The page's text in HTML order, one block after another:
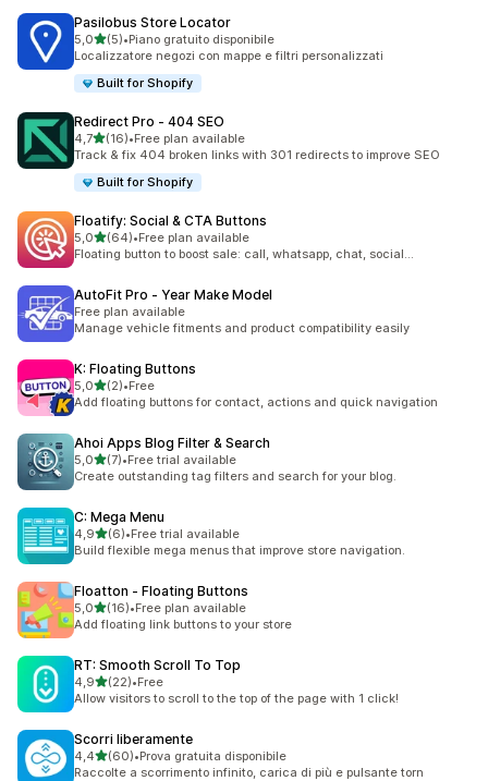
Pasilobus Store Locator
5,0stelle su 5
(5)
5 recensioni totali
•Piano gratuito disponibile
Localizzatore negozi con mappe e filtri personalizzati
Built for Shopify
Redirect Pro ‑ 404 SEO
4,7stelle su 5
(16)
16 recensioni totali
•Free plan available
Track & fix 404 broken links with 301 redirects to improve SEO
Built for Shopify
Floatify: Social & CTA Buttons
5,0stelle su 5
(64)
64 recensioni totali
•Free plan available
Floating button to boost sale: call, whatsapp, chat, social...
AutoFit Pro ‑ Year Make Model
Free plan available
Manage vehicle fitments and product compatibility easily
K: Floating Buttons
5,0stelle su 5
(2)
2 recensioni totali
•Free
Add floating buttons for contact, actions and quick navigation
Ahoi Apps Blog Filter & Search
5,0stelle su 5
(7)
7 recensioni totali
•Free trial available
Create outstanding tag filters and search for your blog.
C: Mega Menu
4,9stelle su 5
(6)
6 recensioni totali
•Free trial available
Build flexible mega menus that improve store navigation.
Floatton ‑ Floating Buttons
5,0stelle su 5
(16)
16 recensioni totali
•Free plan available
Add floating link buttons to your store
RT: Smooth Scroll To Top
4,9stelle su 5
(22)
22 recensioni totali
•Free
Allow visitors to scroll to the top of the page with 1 click!
Scorri liberamente
4,4stelle su 5
(60)
60 recensioni totali
•Prova gratuita disponibile
Raccolte a scorrimento infinito, carica di più e pulsante torn